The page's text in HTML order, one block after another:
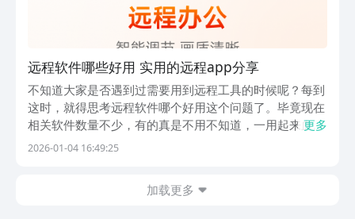
远程软件哪些好用 实用的远程app分享
不知道大家是否遇到过需要用到远程工具的时候呢？每到
这时，就得思考远程软件哪个好用这个问题了。毕竟现在
相关软件数量不少，有的真是不用不知道，一用起来血压
都要飙升。有的一连接上就开始卡顿，一步一卡；有的传
更多
2026-01-04 16:49:25
加载更多